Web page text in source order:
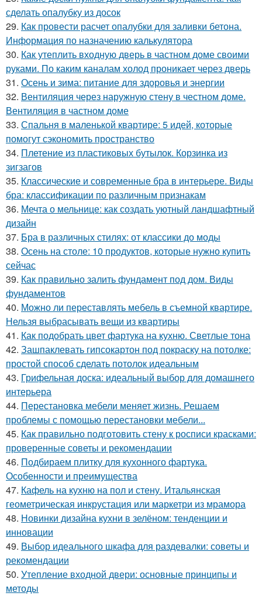
сделать опалубку из досок
29. Как провести расчет опалубки для заливки бетона.
Информация по назначению калькулятора
30. Как утеплить входную дверь в частном доме своими
руками. По каким каналам холод проникает через дверь
31. Осень и зима: питание для здоровья и энергии
32. Вентиляция через наружную стену в честном доме.
Вентиляция в частном доме
33. Спальня в маленькой квартире: 5 идей, которые
помогут сэкономить пространство
34. Плетение из пластиковых бутылок. Корзинка из
зигзагов
35. Классические и современные бра в интерьере. Виды
бра: классификации по различным признакам
36. Мечта о мельнице: как создать уютный ландшафтный
дизайн
37. Бра в различных стилях: от классики до моды
38. Осень на столе: 10 продуктов, которые нужно купить
сейчас
39. Как правильно залить фундамент под дом. Виды
фундаментов
40. Можно ли переставлять мебель в съемной квартире.
Нельзя выбрасывать вещи из квартиры
41. Как подобрать цвет фартука на кухню. Светлые тона
42. Зашпаклевать гипсокартон под покраску на потолке:
простой способ сделать потолок идеальным
43. Грифельная доска: идеальный выбор для домашнего
интерьера
44. Перестановка мебели меняет жизнь. Решаем
проблемы с помощью перестановки мебели...
45. Как правильно подготовить стену к росписи красками:
проверенные советы и рекомендации
46. Подбираем плитку для кухонного фартука.
Особенности и преимущества
47. Кафель на кухню на пол и стену. Итальянская
геометрическая инкрустация или маркетри из мрамора
48. Новинки дизайна кухни в зелёном: тенденции и
инновации
49. Выбор идеального шкафа для раздевалки: советы и
рекомендации
50. Утепление входной двери: основные принципы и
методы